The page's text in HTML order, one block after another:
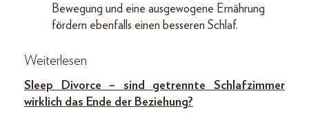
Bewegung und eine ausgewogene Ernährung
fördern ebenfalls einen besseren Schlaf.
Weiterlesen
Sleep Divorce – sind getrennte Schlafzimmer
wirklich das Ende der Beziehung?